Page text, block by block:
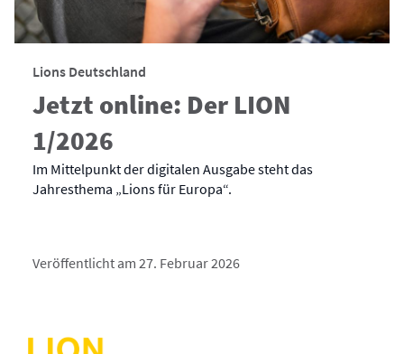
Lions Deutschland
Jetzt online: Der LION
1/2026
Im Mittelpunkt der digitalen Ausgabe steht das
Jahresthema „Lions für Europa“.
Veröffentlicht am 27. Februar 2026